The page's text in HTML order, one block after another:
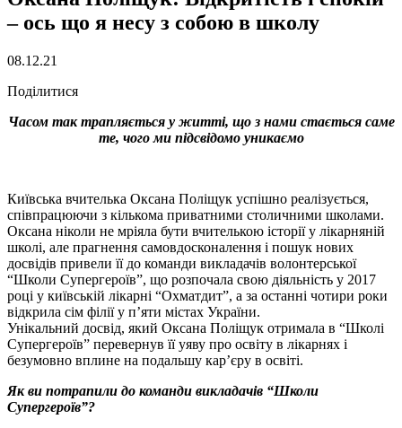
– ось що я несу з собою в школу
08.12.21
Поділитися
Часом так трапляється у житті, що з нами стається саме
те, чого ми підсвідомо уникаємо
Київська вчителька Оксана Поліщук успішно реалізується,
співпрацюючи з кількома приватними столичними школами.
Оксана ніколи не мріяла бути вчителькою історії у лікарняній
школі, але прагнення самовдосконалення і пошук нових
досвідів привели її до команди викладачів волонтерської
“Школи Супергероїв”, що розпочала свою діяльність у 2017
році у київській лікарні “Охматдит”, а за останні чотири роки
відкрила сім філії у п’яти містах України.
Унікальний досвід, який Оксана Поліщук отримала в “Школі
Супергероїв” перевернув її уяву про освіту в лікарнях і
безумовно вплине на подальшу кар’єру в освіті.
Як ви потрапили до команди викладачів “Школи
Супергероїв”?